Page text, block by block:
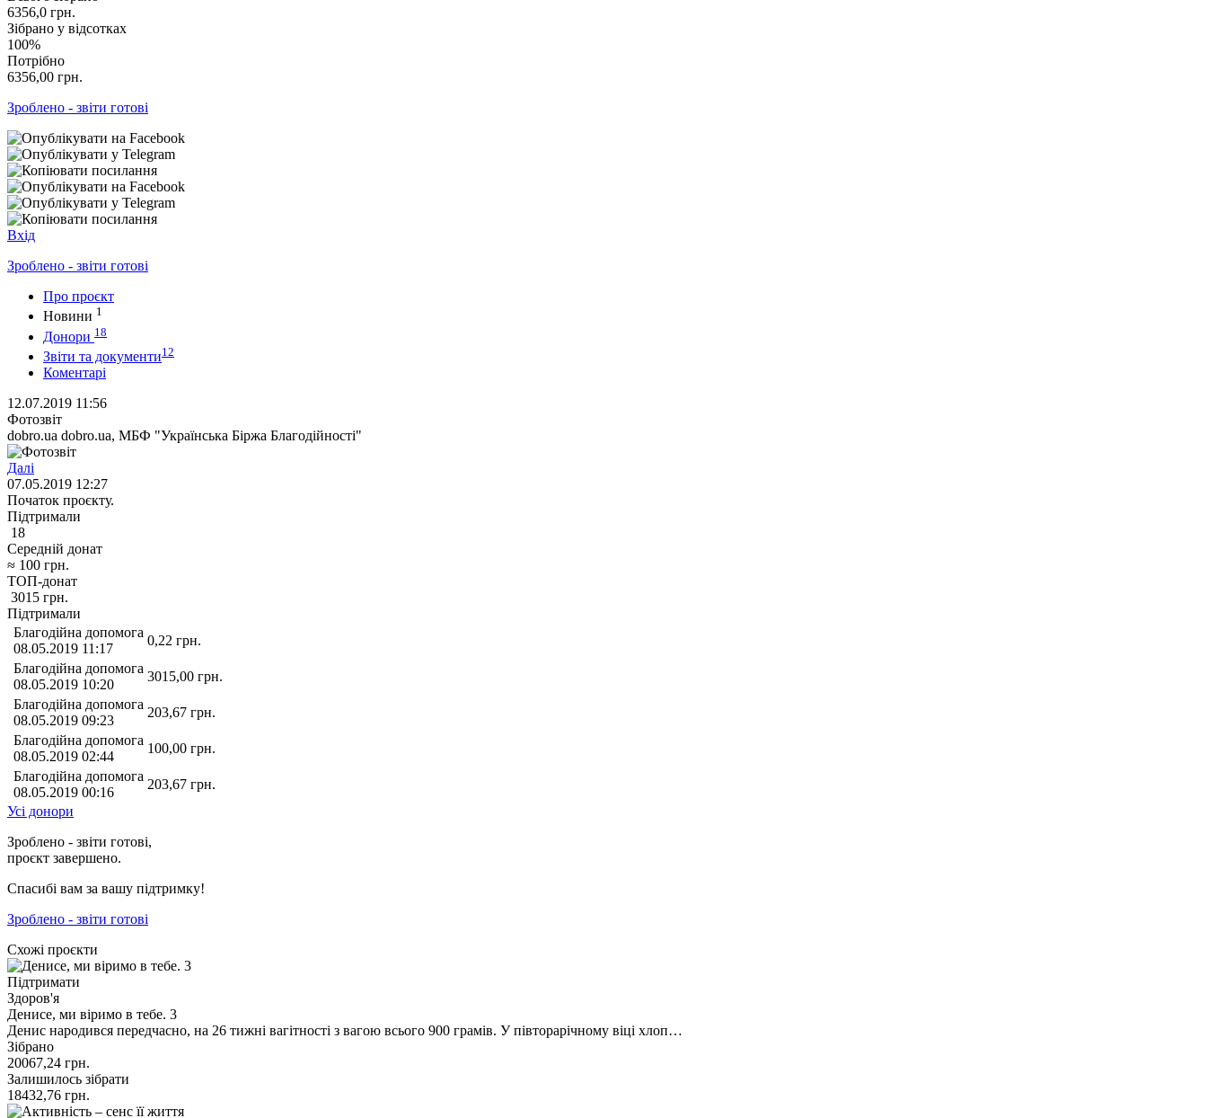
6356,0 грн.
Зібрано у відсотках
100%
Потрібно
6356,00 грн.
Зроблено - звіти готові
Вхід
Зроблено - звіти готові
Про проєкт
Новини 1
Донори 18
Звіти та документи12
Коментарі
12.07.2019 11:56
Фотозвіт
dobro.ua dobro.ua, МБФ "Українська Біржа Благодійності"
Далі
07.05.2019 12:27
Початок проєкту.
Підтримали
18
Середній донат
≈ 100 грн.
ТОП-донат
3015 грн.
Підтримали
Благодійна допомога
08.05.2019 11:17
0,22 грн.
Благодійна допомога
08.05.2019 10:20
3015,00 грн.
Благодійна допомога
08.05.2019 09:23
203,67 грн.
Благодійна допомога
08.05.2019 02:44
100,00 грн.
Благодійна допомога
08.05.2019 00:16
203,67 грн.
Усі донори
Зроблено - звіти готові,
проєкт завершено.
Спасибі вам за вашу підтримку!
Зроблено - звіти готові
Схожі проєкти
Підтримати
Здоров'я
Денисе, ми віримо в тебе. 3
Денис народився передчасно, на 26 тижні вагітності з вагою всього 900 грамів. У півторарічному віці хлоп…
Зібрано
20067,24 грн.
Залишилось зібрати
18432,76 грн.